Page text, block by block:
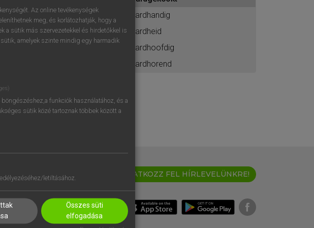
elindításához
regisztrálok ésbelépek.
REGISZTRÁCIÓ
hardhandig
hardheid
hardhoofdig
hardhorend
IRATKOZZ FEL HÍRLEVELÜNKRE!
Az online tevékenységek
meg, és korlátozhatják, hogy a
a sütik más szervezetekkel és hirdetőkkel is
amelyek szinte mindig egy harmadik
funkciók használatához, és a
sütik közé tartoznak többek között a
letiltásához.
Összes süti
elfogadása